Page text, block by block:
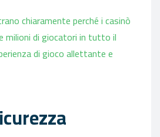
chiaramente perché i casinò
milioni di giocatori in tutto il
di gioco allettante e